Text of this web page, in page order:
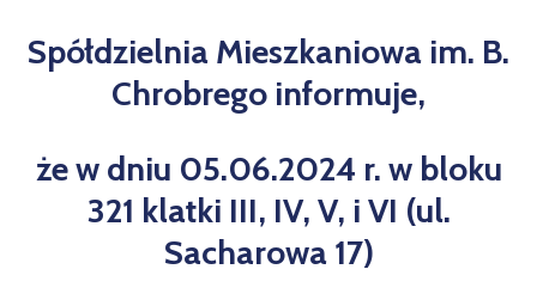
Spółdzielnia Mieszkaniowa im. B.
Chrobrego informuje,
że w dniu 05.06.2024 r. w bloku
321 klatki III, IV, V, i VI (ul.
Sacharowa 17)